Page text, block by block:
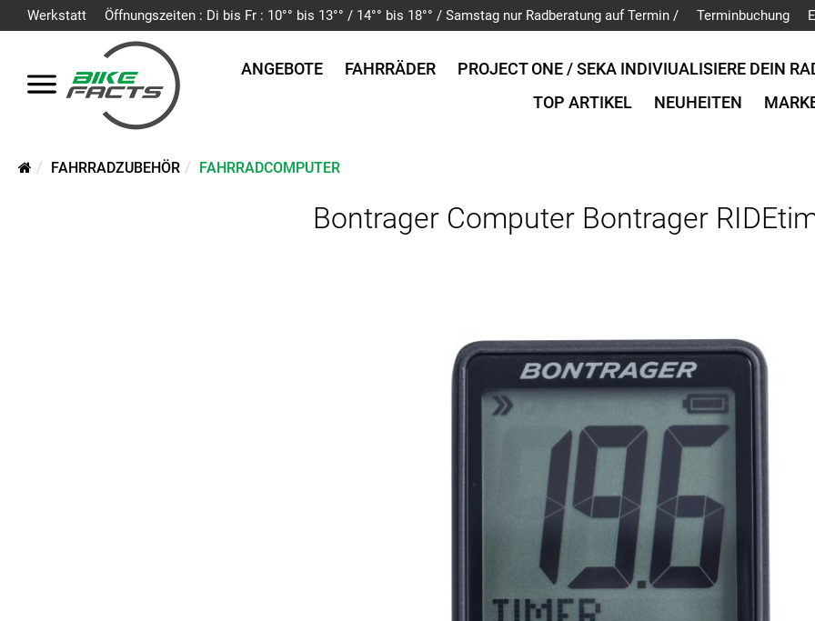
Werkstatt Öffnungszeiten : Di bis Fr : 10°° bis 13°° / 14°° bis 18°° / Samstag nur Radberatung auf Termin / Terminbuchung
ANGEBOTE FAHRRÄDER
PROJECT ONE / SEKA INDIVIUALISIERE DEIN
TOP ARTIKEL
NEUHEITEN
FAHRRADZUBEHÖR FAHRRADCOMPUTER
Bontrager Computer Bontrager